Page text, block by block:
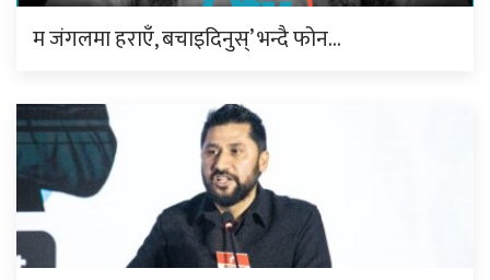
म जंगलमा हराएँ, बचाइदिनुस्’ भन्दै फोन…